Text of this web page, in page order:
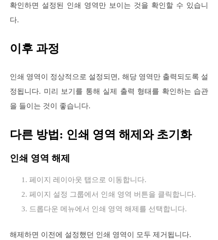
확인하면 설정된 인쇄 영역만 보이는 것을 확인할 수 있습니
다.
이후 과정
인쇄 영역이 정상적으로 설정되면, 해당 영역만 출력되도록 설
정됩니다. 미리 보기를 통해 실제 출력 형태를 확인하는 습관
을 들이는 것이 좋습니다.
다른 방법: 인쇄 영역 해제와 초기화
인쇄 영역 해제
페이지 레이아웃 탭으로 이동합니다.
페이지 설정 그룹에서 인쇄 영역 버튼을 클릭합니다.
드롭다운 메뉴에서 인쇄 영역 해제를 선택합니다.
해제하면 이전에 설정했던 인쇄 영역이 모두 제거됩니다.